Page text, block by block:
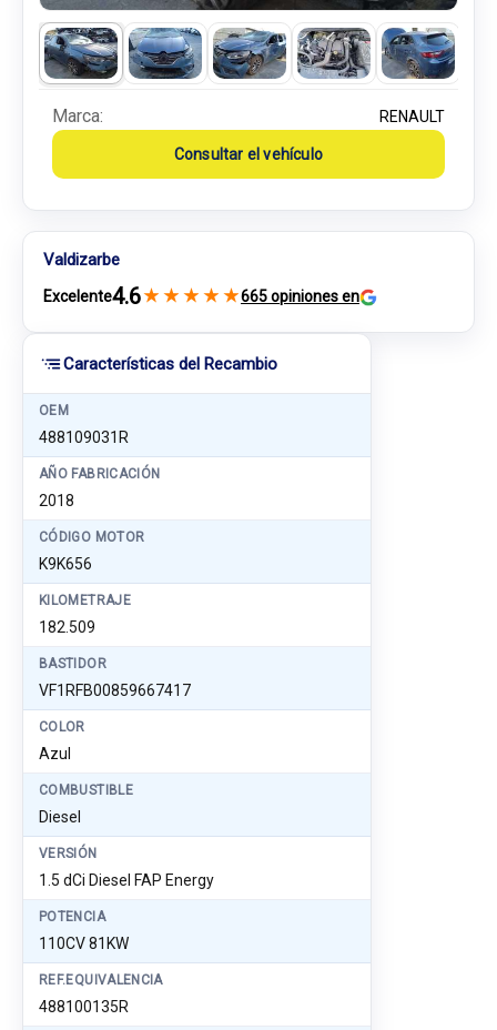
Características del Recambio
OEM
488109031R
AÑO FABRICACIÓN
2018
CÓDIGO MOTOR
K9K656
KILOMETRAJE
182.509
BASTIDOR
VF1RFB00859667417
COLOR
Azul
COMBUSTIBLE
Diesel
VERSIÓN
1.5 dCi Diesel FAP Energy
POTENCIA
110CV 81KW
REF.EQUIVALENCIA
488100135R
Marca: RENAULT
Consultar el vehículo
Valdizarbe
Excelente4.6★ ★ ★ ★ ★665 opiniones en